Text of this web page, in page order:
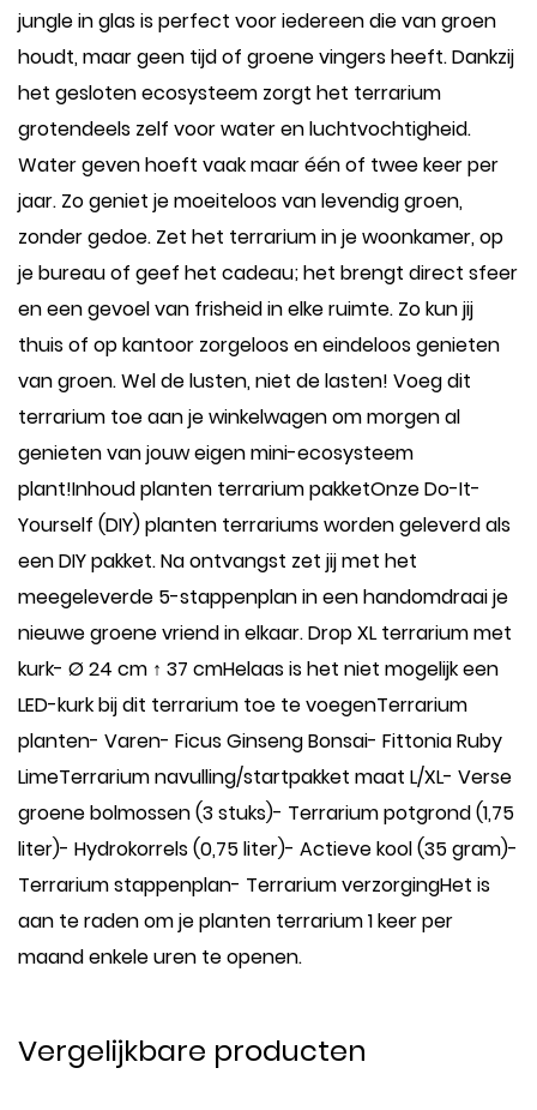
jungle in glas is perfect voor iedereen die van groen
houdt, maar geen tijd of groene vingers heeft. Dankzij
het gesloten ecosysteem zorgt het terrarium
grotendeels zelf voor water en luchtvochtigheid.
Water geven hoeft vaak maar één of twee keer per
jaar. Zo geniet je moeiteloos van levendig groen,
zonder gedoe. Zet het terrarium in je woonkamer, op
je bureau of geef het cadeau; het brengt direct sfeer
en een gevoel van frisheid in elke ruimte. Zo kun jij
thuis of op kantoor zorgeloos en eindeloos genieten
van groen. Wel de lusten, niet de lasten! Voeg dit
terrarium toe aan je winkelwagen om morgen al
genieten van jouw eigen mini-ecosysteem
plant!Inhoud planten terrarium pakketOnze Do-It-
Yourself (DIY) planten terrariums worden geleverd als
een DIY pakket. Na ontvangst zet jij met het
meegeleverde 5-stappenplan in een handomdraai je
nieuwe groene vriend in elkaar. Drop XL terrarium met
kurk- Ø 24 cm ↑ 37 cmHelaas is het niet mogelijk een
LED-kurk bij dit terrarium toe te voegenTerrarium
planten- Varen- Ficus Ginseng Bonsai- Fittonia Ruby
LimeTerrarium navulling/startpakket maat L/XL- Verse
groene bolmossen (3 stuks)- Terrarium potgrond (1,75
liter)- Hydrokorrels (0,75 liter)- Actieve kool (35 gram)-
Terrarium stappenplan- Terrarium verzorgingHet is
aan te raden om je planten terrarium 1 keer per
maand enkele uren te openen.
Vergelijkbare producten